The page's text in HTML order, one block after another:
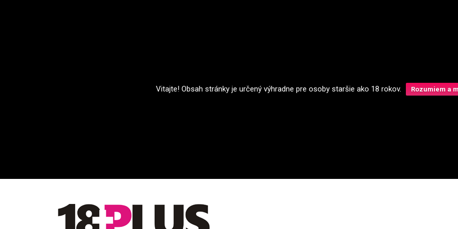
Vitajte! Obsah stránky je určený výhradne pre osoby staršie ako 18 rokov. Rozumiem a